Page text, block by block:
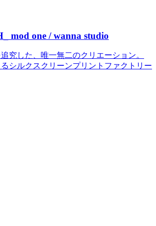
mod one / wanna studio
究した、唯一無二のクリエーション。
シルクスクリーンプリントファクトリー